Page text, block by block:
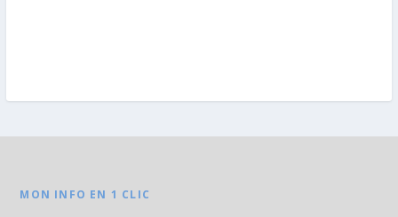
MON INFO EN 1 CLIC